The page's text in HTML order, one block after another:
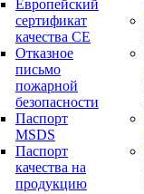
Европейский
сертификат
качества СЕ
Отказное
письмо
пожарной
безопасности
Паспорт
МSDS
Паспорт
качества на
продукцию